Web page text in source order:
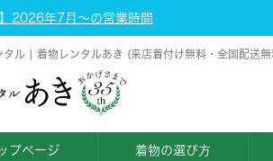
】2026年7月～の営業時間
タル | 着物レンタルあき (来店着付け無料・全国配送無
プページ 着物の選び方